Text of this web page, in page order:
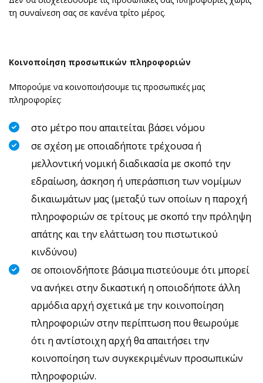
τη συναίνεση σας σε κανένα τρίτο μέρος.
Κοινοποίηση προσωπικών πληροφοριών
Μπορούμε να κοινοποιήσουμε τις προσωπικές μας
πληροφορίες:
στο μέτρο που απαιτείται βάσει νόμου
σε σχέση με οποιαδήποτε τρέχουσα ή
μελλοντική νομική διαδικασία με σκοπό την
εδραίωση, άσκηση ή υπεράσπιση των νομίμων
δικαιωμάτων μας (μεταξύ των οποίων η παροχή
πληροφοριών σε τρίτους με σκοπό την πρόληψη
απάτης και την ελάττωση του πιστωτικού
κινδύνου)
σε οποιονδήποτε βάσιμα πιστεύουμε ότι μπορεί
να ανήκει στην δικαστική η οποιοδήποτε άλλη
αρμόδια αρχή σχετικά με την κοινοποίηση
πληροφοριών στην περίπτωση που θεωρούμε
ότι η αντίστοιχη αρχή θα απαιτήσει την
κοινοποίηση των συγκεκριμένων προσωπικών
πληροφοριών.